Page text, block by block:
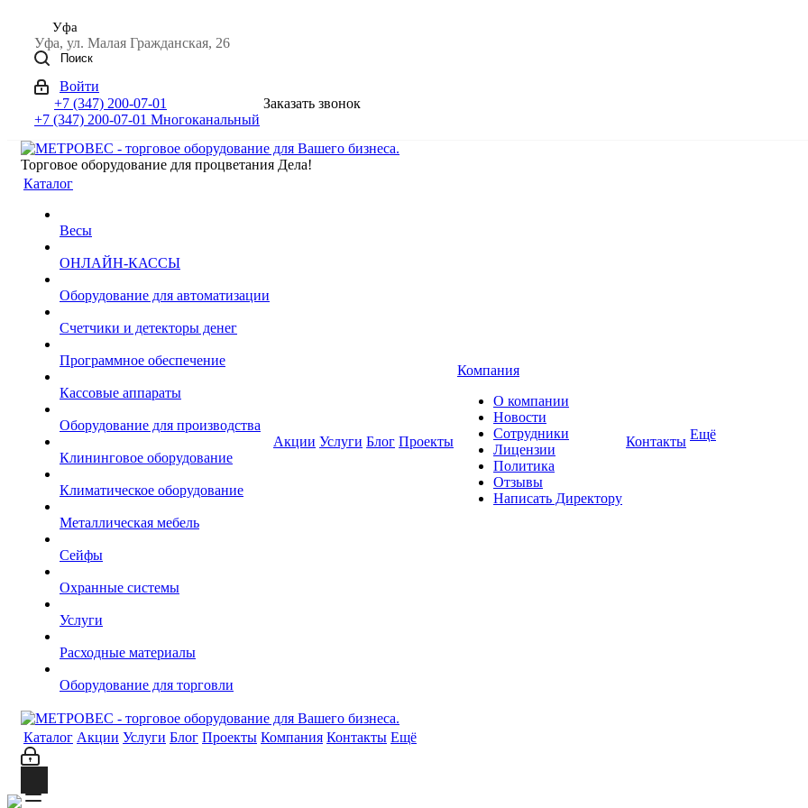
Уфа
Уфа, ул. Малая Гражданская, 26
Поиск
Войти
+7 (347) 200-07-01
+7 (347) 200-07-01 Многоканальный
Заказать звонок
Торговое оборудование для процветания Дела!
Каталог
Весы
ОНЛАЙН-КАССЫ
Оборудование для автоматизации
Счетчики и детекторы денег
Программное обеспечение
Кассовые аппараты
Оборудование для производства
Клининговое оборудование
Климатическое оборудование
Металлическая мебель
Сейфы
Охранные системы
Услуги
Расходные материалы
Оборудование для торговли
Акции Услуги Блог Проекты
Компания
О компании
Новости
Сотрудники
Лицензии
Политика
Отзывы
Написать Директору
Контакты Ещё
Каталог Акции Услуги Блог Проекты Компания Контакты Ещё